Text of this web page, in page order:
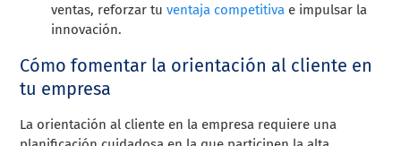
ventas, reforzar tuventaja competitiva e impulsar la
innovación.
Cómo fomentar la orientación al cliente en
tu empresa
La orientación al cliente en la empresa requiere una